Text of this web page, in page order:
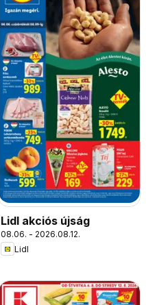
Lidl akciós újság
08.06. - 2026.08.12.
Lidl